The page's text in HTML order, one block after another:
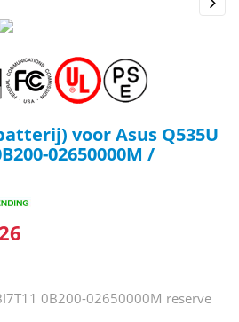
voor Asus Q535U
02650000M /
0B200-02650000M reserve